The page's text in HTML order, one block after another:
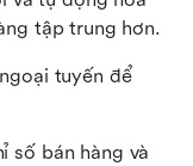
tập trung hơn.
tuyến để
số bán hàng và